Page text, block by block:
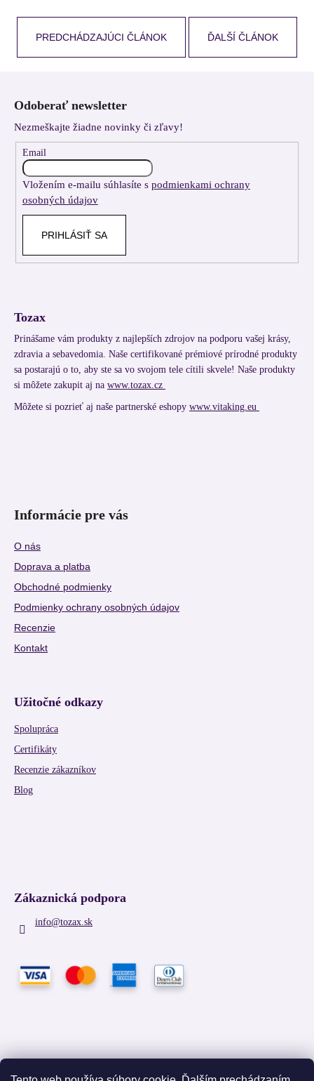
PREDCHÁDZAJÚCI ČLÁNOK ĎALŠÍ ČLÁNOK
Odoberať newsletter
Nezmeškajte žiadne novinky či zľavy!
Email
Vložením e-mailu súhlasíte s podmienkami ochrany
osobných údajov
PRIHLÁSIŤ SA
Tozax
Prinášame vám produkty z najlepších zdrojov na podporu vašej krásy,
zdravia a sebavedomia. Naše certifikované prémiové prírodné produkty
sa postarajú o to, aby ste sa vo svojom tele cítili skvele! Naše produkty
si môžete zakupit aj na www.tozax.cz
Môžete si pozrieť aj naše partnerské eshopy www.vitaking.eu
Informácie pre vás
O nás
Doprava a platba
Obchodné podmienky
Podmienky ochrany osobných údajov
Recenzie
Kontakt
Užitočné odkazy
Spolupráca
Certifikáty
Recenzie zákazníkov
Blog
Zákaznická podpora
info@tozax.sk